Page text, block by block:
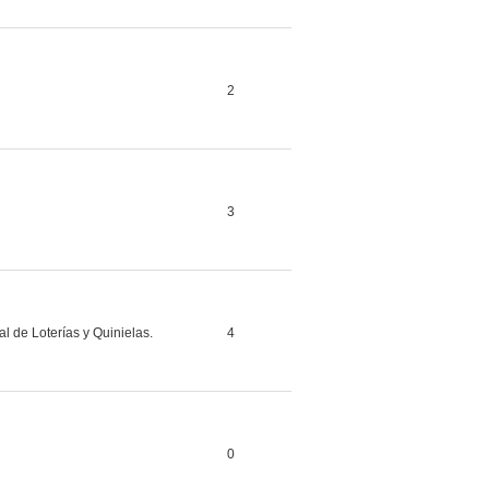
2
3
de Loterías y Quinielas. 4
0